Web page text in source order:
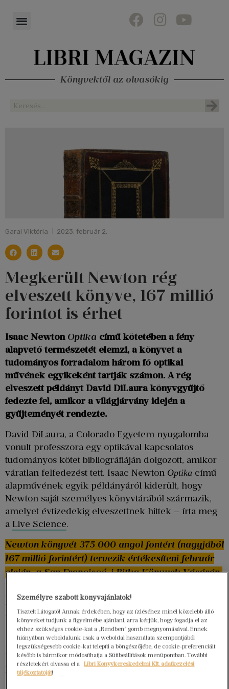
Könyvektől az olvasókig
Garai Viktória 2023. február 2.
Megkerült Newton rég
elveszett könyve, 167 millió
forintot is érhet
Isaac Newton Optika című kötetében a fény
alapvető természetét elemzi, a könyvet a
tudományos forradalom három fő optikai
művének egyikeként tartják számon. A rég
elveszett példányt David DiLaura könyvgyűjtő
fedezte fel, amikor a világjárvány idején a
gyűjteményét rendezte.
David DiLaura, a Colorado Egyetem nyugalomba
vonult professzora egy optikával kapcsolatos
tudományos kötet bibliográfiáján dolgozott, amikor
váratlan felfedezést tett. Isaac Newton Optika című
alapművének egyik példányáról kiderült, hogy
Newton saját személyes könyvtárából származik,
amelyet évtizedekig elveszettnek hittek – írta meg
a Live Science.
Newton könyvét 375 000 angol fontért (nagyjából
167 millió forintért) tervezik értékesíteni február
elején, a San Franciscó-i Ritka Könyvek Vásárán.
DiLaura Newton könyvét húsz évvel ezelőtt
vásárolta meg egy könyvritkaságokkal foglalkozó
kereskedőtől. A világjárvány alatt,
könyvgyűjteménye rendezése során felfedezte,
hogy a kötéstáblán megjelölték: ez a kötet egy 1717-
ben nyomtatott második kiadás, amely egy James
Musgrave nevű férfi tulajdonában volt. Közelebbről
Személyre szabott könyvajánlatok!
Tisztelt Látogató! Annak érdekében, hogy az ízléséhez minél közelebb álló
könyveket tudjunk a figyelmébe ajánlani, arra kérjük, hogy fogadja el az
ehhez szükséges cookie-kat a „Rendben” gomb megnyomásával. Ennek
hiányában weboldalunk csak a weboldal használata szempontjából
legszükségesebb cookie-kat telepíti a böngészőjébe, de cookie-preferenciáit
később is bármikor módosíthatja a Sütibeállítások menüpontban. További
részletekért olvassa el a
Libri Könyvkereskedelmi Kft. adatkezelési
tájékoztatóját!